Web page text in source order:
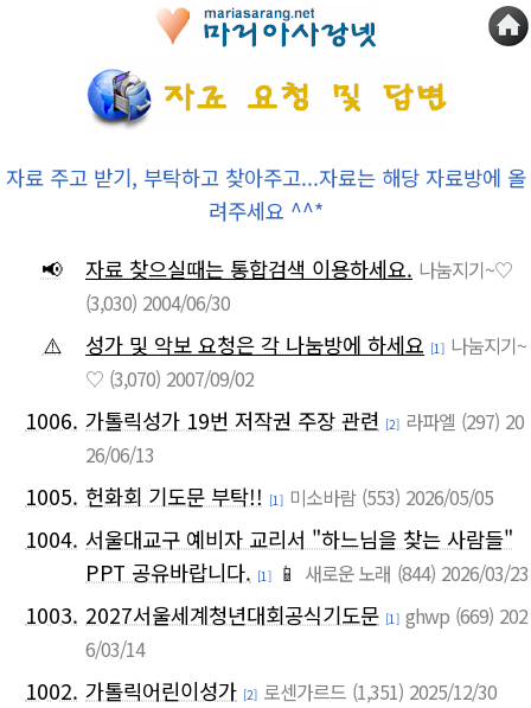
자료 주고 받기, 부탁하고 찾아주고...자료는 해당 자료방에 올
려주세요 ^^*
📢
자료 찾으실때는 통합검색 이용하세요. 나눔지기~♡
(3,030) 2004/06/30
⚠️ 성가 및 악보 요청은 각 나눔방에 하세요 [1] 나눔지기~
♡ (3,070) 2007/09/02
1006. 가톨릭성가 19번 저작권 주장 관련 [2] 라파엘 (297) 20
26/06/13
1005. 헌화회 기도문 부탁!! [1] 미소바람 (553) 2026/05/05
1004. 서울대교구 예비자 교리서 "하느님을 찾는 사람들"
PPT 공유바랍니다. [1] 📱 새로운 노래 (844) 2026/03/23
1003. 2027서울세계청년대회공식기도문 [1] ghwp (669) 202
6/03/14
1002. 가톨릭어린이성가 [2] 로센가르드 (1,351) 2025/12/30